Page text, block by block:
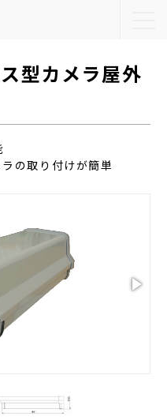
型カメラ屋外
の取り付けが簡単